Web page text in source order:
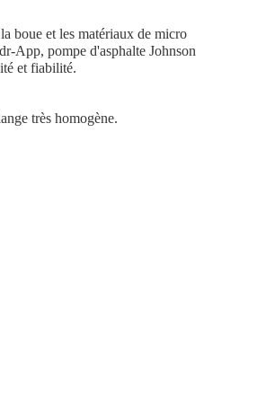
boue et les matériaux de micro
App, pompe d'asphalte Johnson
et fiabilité.
très homogène.